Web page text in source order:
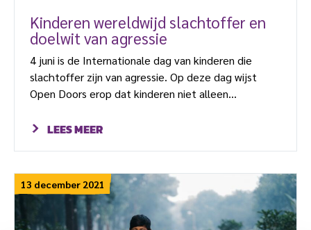
Kinderen wereldwijd slachtoffer en
doelwit van agressie
4 juni is de Internationale dag van kinderen die
slachtoffer zijn van agressie. Op deze dag wijst
Open Doors erop dat kinderen niet alleen
Meer dan 450 miljoen kinderen – één op de zes in
vlucht, worden gedwongen uitgehuwelijkt of lopen
het risico gerekruteerd te worden […]
LEES MEER
13 december 2021